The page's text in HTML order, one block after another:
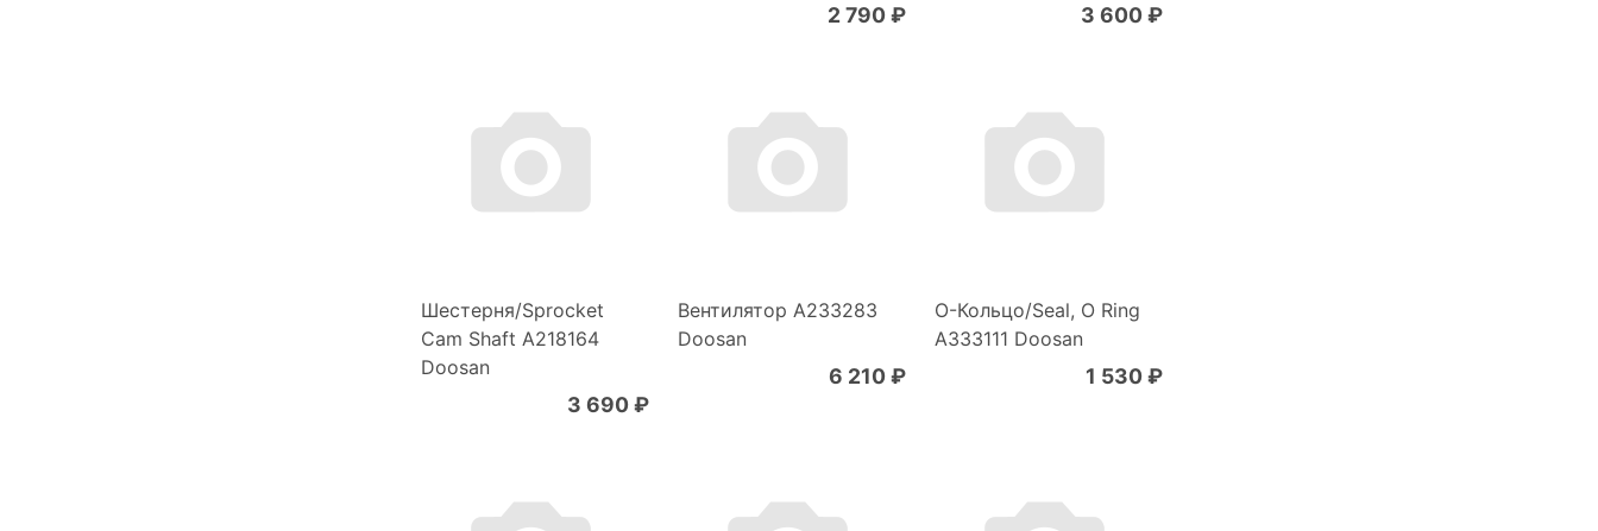
2 790 ₽ 3 600 ₽
Шестерня/Sprocket
Cam Shaft A218164
Doosan
3 690 ₽
Вентилятор A233283
Doosan
6 210 ₽
О-Кольцо/Seal, O Ring
A333111 Doosan
1 530 ₽